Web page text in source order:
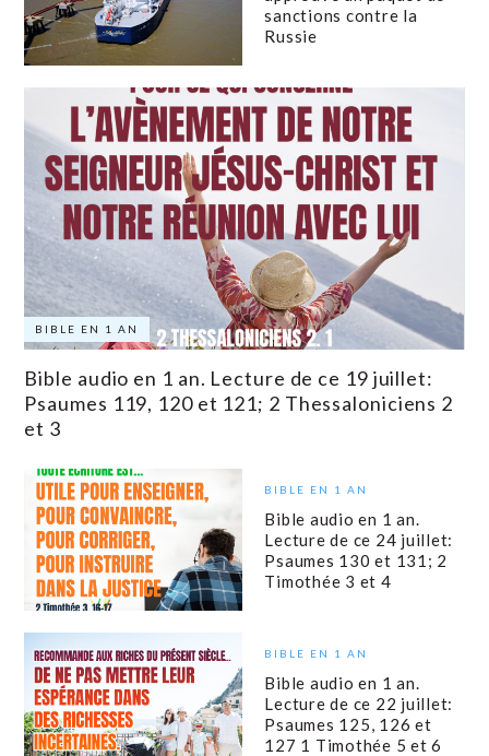
sanctions contre la
Russie
BIBLE EN 1 AN
Bible audio en 1 an. Lecture de ce 19 juillet:
Psaumes 119, 120 et 121; 2 Thessaloniciens 2
et 3
BIBLE EN 1 AN
Bible audio en 1 an.
Lecture de ce 24 juillet:
Psaumes 130 et 131; 2
Timothée 3 et 4
BIBLE EN 1 AN
Bible audio en 1 an.
Lecture de ce 22 juillet:
Psaumes 125, 126 et
127 1 Timothée 5 et 6